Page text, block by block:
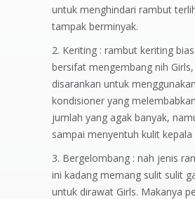
untuk menghindari rambut
tampak berminyak.
Keriting : rambut keriting
bersifat mengembang nih
disarankan untuk
kondisioner yang
jumlah yang agak banyak,
sampai menyentuh kulit kepala
Bergelombang : nah jenis
ini kadang memang sulit sulit
untuk dirawat Girls. Makanya